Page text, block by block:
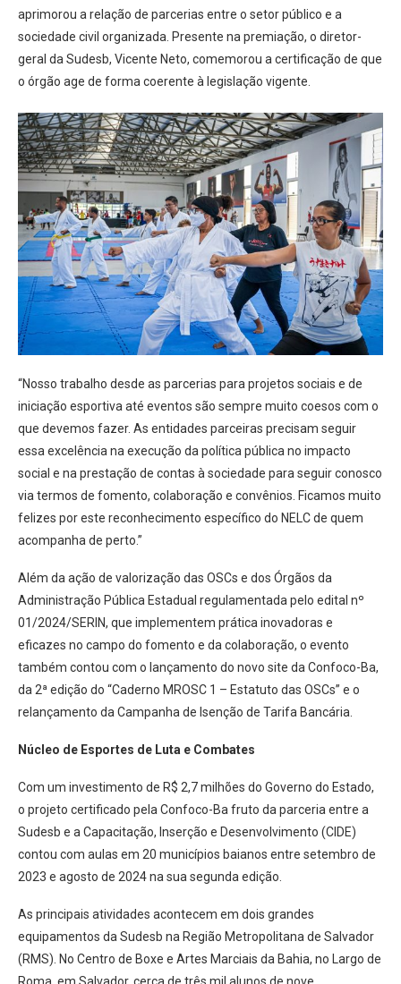
aprimorou a relação de parcerias entre o setor público e a
sociedade civil organizada. Presente na premiação, o diretor-
geral da Sudesb, Vicente Neto, comemorou a certificação de que
o órgão age de forma coerente à legislação vigente.
“Nosso trabalho desde as parcerias para projetos sociais e de
iniciação esportiva até eventos são sempre muito coesos com o
que devemos fazer. As entidades parceiras precisam seguir
essa excelência na execução da política pública no impacto
social e na prestação de contas à sociedade para seguir conosco
via termos de fomento, colaboração e convênios. Ficamos muito
felizes por este reconhecimento específico do NELC de quem
acompanha de perto.”
Além da ação de valorização das OSCs e dos Órgãos da
Administração Pública Estadual regulamentada pelo edital nº
01/2024/SERIN, que implementem prática inovadoras e
eficazes no campo do fomento e da colaboração, o evento
também contou com o lançamento do novo site da Confoco-Ba,
da 2ª edição do “Caderno MROSC 1 – Estatuto das OSCs” e o
relançamento da Campanha de Isenção de Tarifa Bancária.
Núcleo de Esportes de Luta e Combates
Com um investimento de R$ 2,7 milhões do Governo do Estado,
o projeto certificado pela Confoco-Ba fruto da parceria entre a
Sudesb e a Capacitação, Inserção e Desenvolvimento (CIDE)
contou com aulas em 20 municípios baianos entre setembro de
2023 e agosto de 2024 na sua segunda edição.
As principais atividades acontecem em dois grandes
equipamentos da Sudesb na Região Metropolitana de Salvador
(RMS). No Centro de Boxe e Artes Marciais da Bahia, no Largo de